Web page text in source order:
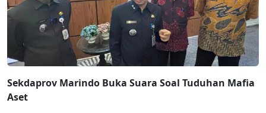
Sekdaprov Marindo Buka Suara Soal Tuduhan Mafia
Aset